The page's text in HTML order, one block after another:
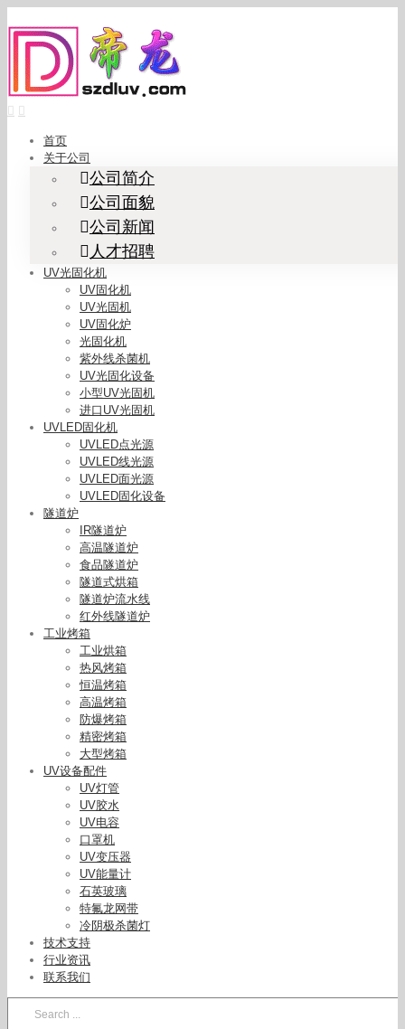
to
content
首页
关于公司
公司简介
公司面貌
公司新闻
人才招聘
UV光固化机
UV固化机
UV光固机
UV固化炉
光固化机
紫外线杀菌机
UV光固化设备
小型UV光固机
进口UV光固机
UVLED固化机
UVLED点光源
UVLED线光源
UVLED面光源
UVLED固化设备
隧道炉
IR隧道炉
高温隧道炉
食品隧道炉
隧道式烘箱
隧道炉流水线
红外线隧道炉
工业烤箱
工业烘箱
热风烤箱
恒温烤箱
高温烤箱
防爆烤箱
精密烤箱
大型烤箱
UV设备配件
UV灯管
UV胶水
UV电容
口罩机
UV变压器
UV能量计
石英玻璃
特氟龙网带
冷阴极杀菌灯
技术支持
行业资讯
联系我们